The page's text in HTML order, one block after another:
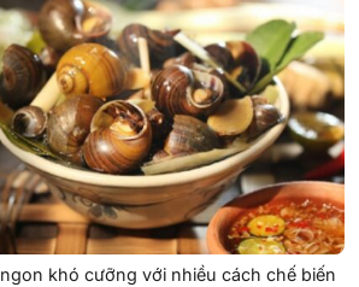
khó cưỡng với nhiều cách chế biến